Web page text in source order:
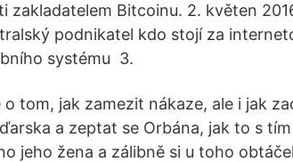
zakladatelem Bitcoinu. 2. květen
podnikatel kdo stojí za
systému 3.
o tom, jak zamezit nákaze, ale i jak
a zeptat se Orbána, jak to s
jeho žena a zálibně si u toho